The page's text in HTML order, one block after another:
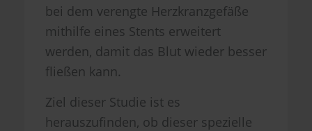
bei dem verengte Herzkranzgefäße
mithilfe eines Stents erweitert
werden, damit das Blut wieder besser
fließen kann.
Ziel dieser Studie ist es
herauszufinden, ob dieser spezielle